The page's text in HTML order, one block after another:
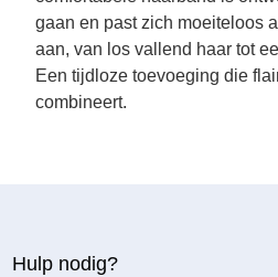
gaan en past zich moeiteloos
aan, van los vallend haar tot
Een tijdloze toevoeging die
combineert.
Hulp nodig?